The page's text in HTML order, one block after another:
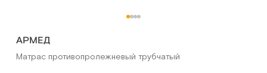
АРМЕД
Матрас противопролежневый трубчатый